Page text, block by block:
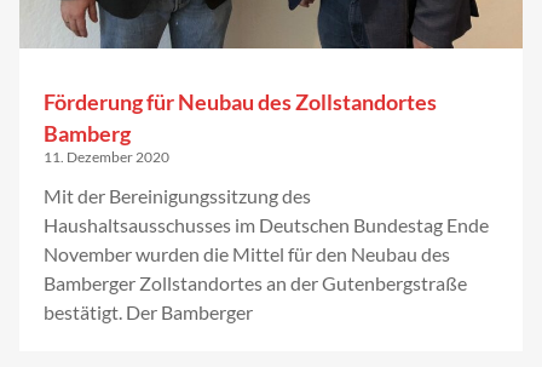
Förderung für Neubau des Zollstandortes
Bamberg
11. Dezember 2020
Mit der Bereinigungssitzung des
Haushaltsausschusses im Deutschen Bundestag Ende
November wurden die Mittel für den Neubau des
Bamberger Zollstandortes an der Gutenbergstraße
bestätigt. Der Bamberger